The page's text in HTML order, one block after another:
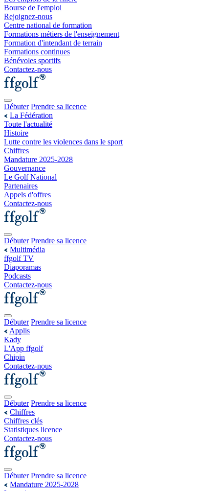
Bourse de l'emploi
Rejoignez-nous
Centre national de formation
Formations métiers de l'enseignement
Formation d'intendant de terrain
Formations continues
Bénévoles sportifs
Contactez-nous
Débuter Prendre sa licence
La Fédération
Toute l'actualité
Histoire
Lutte contre les violences dans le sport
Chiffres
Mandature 2025-2028
Gouvernance
Le Golf National
Partenaires
Appels d'offres
Contactez-nous
Débuter Prendre sa licence
Multimédia
ffgolf TV
Diaporamas
Podcasts
Contactez-nous
Débuter Prendre sa licence
Applis
Kady
L'App ffgolf
Chipin
Contactez-nous
Débuter Prendre sa licence
Chiffres
Chiffres clés
Statistiques licence
Contactez-nous
Débuter Prendre sa licence
Mandature 2025-2028